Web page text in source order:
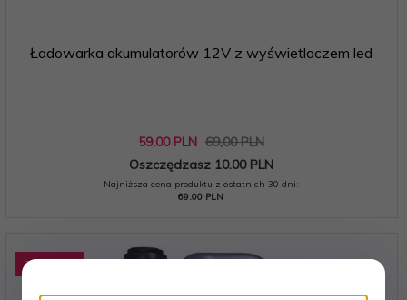
Ładowarka akumulatorów 12V z wyświetlaczem led
59,00 PLN 69,00 PLN
Oszczędzasz 10.00 PLN
Najniższa cena produktu z ostatnich 30 dni:
69.00 PLN
Promocja